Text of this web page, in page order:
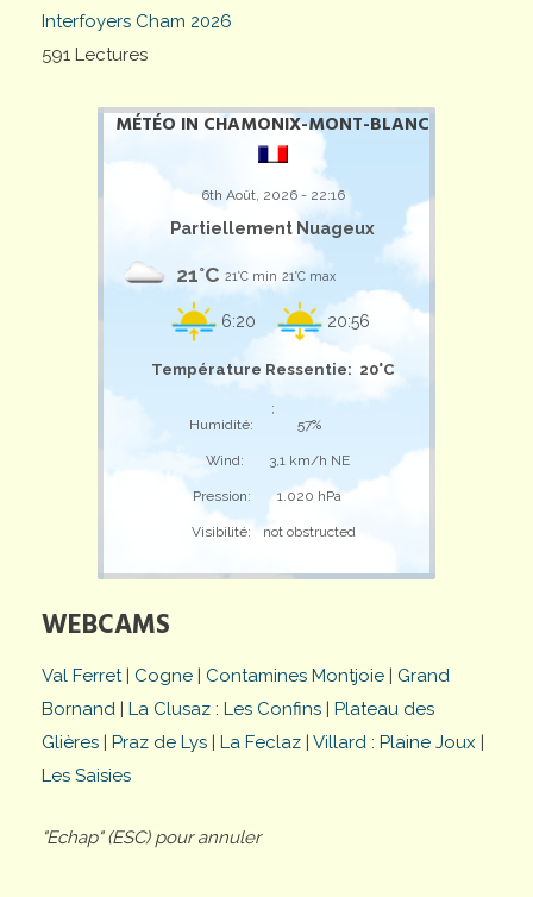
Interfoyers Cham 2026
591 Lectures
MÉTÉO IN CHAMONIX-MONT-BLANC
6th Août, 2026 - 22:16
Partiellement Nuageux
21°C 21°C min 21°C max
6:20 20:56
Température Ressentie: 20°C
;
Humidité:
57%
Wind: 3,1 km/h NE
Pression: 1.020 hPa
Visibilité: not obstructed
WEBCAMS
Val Ferret| Cogne | Contamines Montjoie | Grand
Bornand | La Clusaz : Les Confins | Plateau des
Glières | Praz de Lys | La Feclaz | Villard : Plaine Joux |
Les Saisies
"Echap" (ESC) pour annuler